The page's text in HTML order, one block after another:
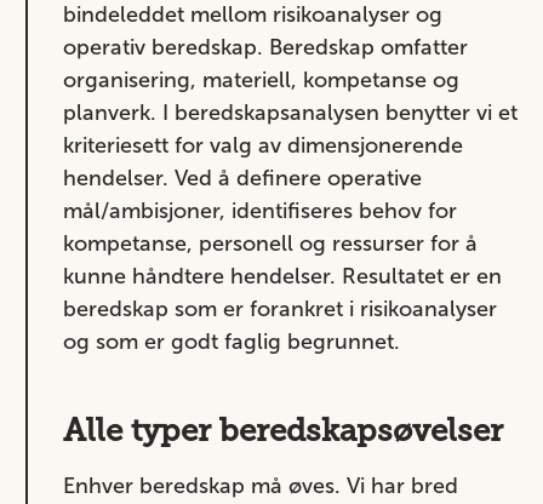
bindeleddet mellom risikoanalyser og
operativ beredskap. Beredskap omfatter
organisering, materiell, kompetanse og
planverk. I beredskapsanalysen benytter vi et
kriteriesett for valg av dimensjonerende
hendelser. Ved å definere operative
mål/ambisjoner, identifiseres behov for
kompetanse, personell og ressurser for å
kunne håndtere hendelser. Resultatet er en
beredskap som er forankret i risikoanalyser
og som er godt faglig begrunnet.
Alle typer beredskapsøvelser
Enhver beredskap må øves. Vi har bred